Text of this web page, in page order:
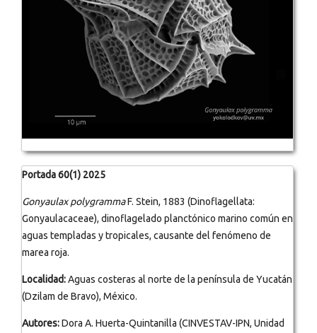
Portada 60(1) 2025
Gonyaulax polygrammaF. Stein, 1883 (Dinoflagellata:
Gonyaulacaceae), dinoflagelado planctónico marino común en
aguas templadas y tropicales, causante del fenómeno de
marea roja.
Localidad:Aguas costeras al norte de la península de Yucatán
(Dzilam de Bravo), México.
Autores:Dora A. Huerta-Quintanilla (CINVESTAV-IPN, Unidad